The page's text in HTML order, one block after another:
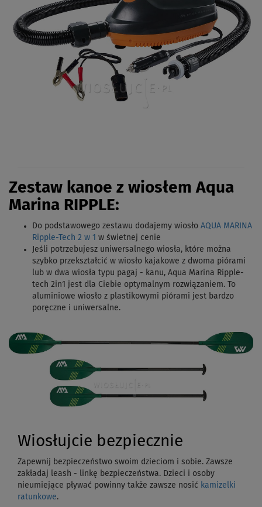
Zestaw kanoe z wiosłem Aqua
Marina RIPPLE:
Do podstawowego zestawu dodajemy wiosło AQUA MARINA
Ripple-Tech 2 w 1 w świetnej cenie
Jeśli potrzebujesz uniwersalnego wiosła, które można
szybko przekształcić w wiosło kajakowe z dwoma piórami
lub w dwa wiosła typu pagaj - kanu, Aqua Marina Ripple-
tech 2in1 jest dla Ciebie optymalnym rozwiązaniem. To
aluminiowe wiosło z plastikowymi piórami jest bardzo
poręczne i uniwersalne.
Wiosłujcie bezpiecznie
Zapewnij bezpieczeństwo swoim dzieciom i sobie. Zawsze
zakładaj leash - linkę bezpieczeństwa. Dzieci i osoby
nieumiejące pływać powinny także zawsze nosić kamizelki
ratunkowe.